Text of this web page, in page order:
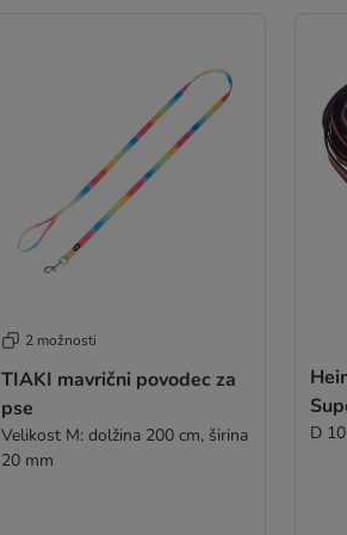
2 možnosti
TIAKI mavrični povodec za
pse
Velikost M: dolžina 200 cm, širina
20 mm
D